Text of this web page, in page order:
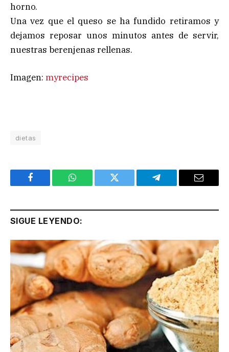
horno.
Una vez que el queso se ha fundido retiramos y
dejamos reposar unos minutos antes de servir,
nuestras berenjenas rellenas.
Imagen: myrecipes
dietas
Facebook WhatsApp Twitter Telegram Email
SIGUE LEYENDO: